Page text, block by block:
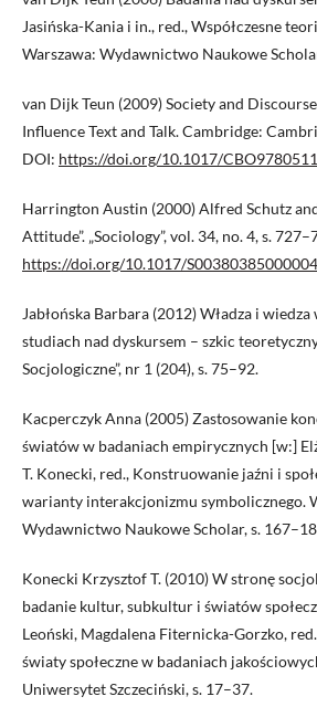
Jasińska-Kania i in., red., Współczesne
Warszawa: Wydawnictwo Naukowe
van Dijk Teun (2009) Society and
Influence Text and Talk. Cambridge:
DOI: https://doi.org/10.1017/
Harrington Austin (2000) Alfred Schutz
Attitude”. „Sociology”, vol. 34, no. 4, s.
https://doi.org/10.1017/
Jabłońska Barbara (2012) Władza i
studiach nad dyskursem – szkic
Socjologiczne”, nr 1 (204), s. 75–92.
Kacperczyk Anna (2005) Zastosowanie
światów w badaniach empirycznych [w:]
T. Konecki, red., Konstruowanie jaźni i
warianty interakcjonizmu symbolicznego.
Wydawnictwo Naukowe Scholar, s.
Konecki Krzysztof T. (2010) W stronę
badanie kultur, subkultur i światów
Leoński, Magdalena Fiternicka-Gorzko,
światy społeczne w badaniach
Uniwersytet Szczeciński, s. 17–37.